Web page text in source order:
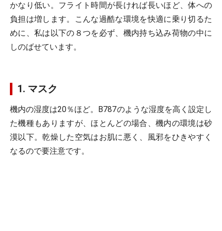
かなり低い。フライト時間が長ければ長いほど、体への
負担は増します。こんな過酷な環境を快適に乗り切るた
めに、私は以下の８つを必ず、機内持ち込み荷物の中に
しのばせています。
1. マスク
機内の湿度は20％ほど。B787のような湿度を高く設定し
た機種もありますが、ほとんどの場合、機内の環境は砂
漠以下。乾燥した空気はお肌に悪く、風邪をひきやすく
なるので要注意です。